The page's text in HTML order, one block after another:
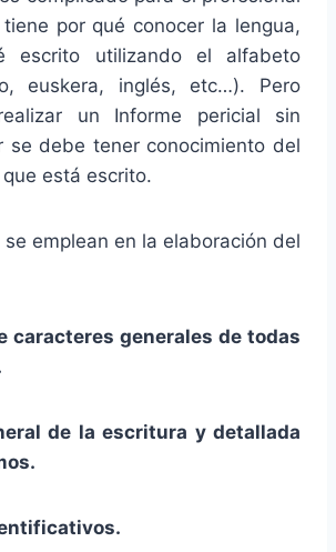
por qué conocer la lengua,
escrito utilizando el alfabeto
euskera, inglés, etc…). Pero
un Informe pericial sin
se debe tener conocimiento del
está escrito.
emplean en la elaboración del
caracteres generales de todas
de la escritura y detallada